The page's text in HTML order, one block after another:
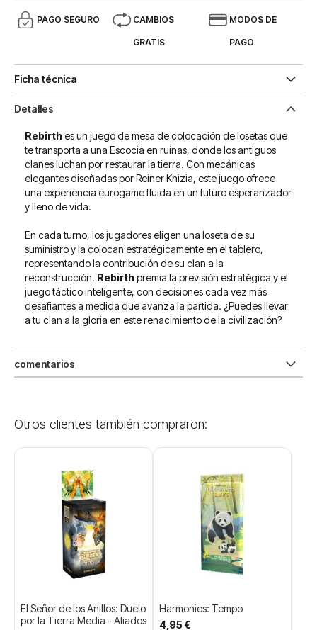
PAGO SEGURO CAMBIOS
GRATIS
MODOS DE
PAGO
Ficha técnica
Detalles
Rebirthes un juego de mesa de colocación de losetas que
te transporta a una Escocia en ruinas, donde los antiguos
clanes luchan por restaurar la tierra. Con mecánicas
elegantes diseñadas por Reiner Knizia, este juego ofrece
una experiencia eurogame fluida en un futuro esperanzador
y lleno de vida.
En cada turno, los jugadores eligen una loseta de su
suministro y la colocan estratégicamente en el tablero,
representando la contribución de su clan a la
reconstrucción. Rebirthpremia la previsión estratégica y el
juego táctico inteligente, con decisiones cada vez más
desafiantes a medida que avanza la partida. ¿Puedes llevar
a tu clan a la gloria en este renacimiento de la civilización?
comentarios
Otros clientes también compraron:
El Señor de los Anillos: Duelo
por la Tierra Media - Aliados
Harmonies: Tempo
4,95 €